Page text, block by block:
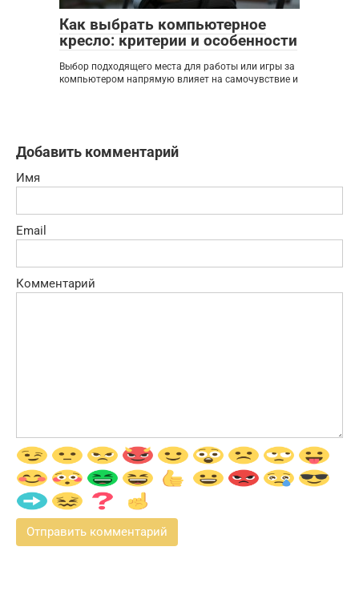
Как выбрать компьютерное
кресло: критерии и особенности
Выбор подходящего места для работы или игры за
компьютером напрямую влияет на самочувствие и
Добавить комментарий
Имя
Email
Комментарий